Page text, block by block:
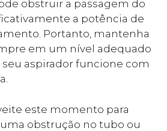
obstruir a passagem do
a potência de
Portanto, mantenha
em um nível adequado
aspirador funcione com
este momento para
obstrução no tubo ou